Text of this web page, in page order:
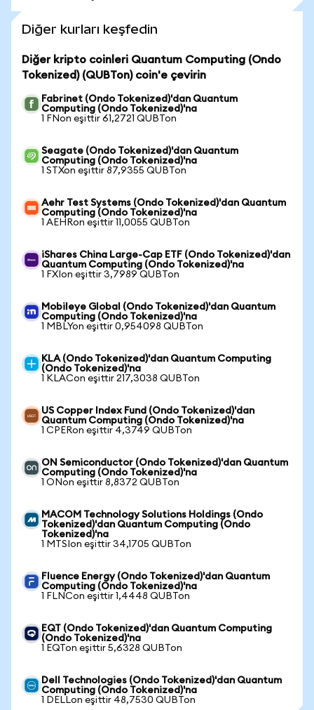
Diğer kurları keşfedin
Diğer kripto coinleri Quantum Computing (Ondo
Tokenized) (QUBTon) coin'e çevirin
Fabrinet (Ondo Tokenized)'dan Quantum
Computing (Ondo Tokenized)'na
1 FNon eşittir 61,2721 QUBTon
Seagate (Ondo Tokenized)'dan Quantum
Computing (Ondo Tokenized)'na
1 STXon eşittir 87,9355 QUBTon
Aehr Test Systems (Ondo Tokenized)'dan Quantum
Computing (Ondo Tokenized)'na
1 AEHRon eşittir 11,0055 QUBTon
iShares China Large-Cap ETF (Ondo Tokenized)'dan
Quantum Computing (Ondo Tokenized)'na
1 FXIon eşittir 3,7989 QUBTon
Mobileye Global (Ondo Tokenized)'dan Quantum
Computing (Ondo Tokenized)'na
1 MBLYon eşittir 0,954098 QUBTon
KLA (Ondo Tokenized)'dan Quantum Computing
(Ondo Tokenized)'na
1 KLACon eşittir 217,3038 QUBTon
US Copper Index Fund (Ondo Tokenized)'dan
Quantum Computing (Ondo Tokenized)'na
1 CPERon eşittir 4,3749 QUBTon
ON Semiconductor (Ondo Tokenized)'dan Quantum
Computing (Ondo Tokenized)'na
1 ONon eşittir 8,8372 QUBTon
MACOM Technology Solutions Holdings (Ondo
Tokenized)'dan Quantum Computing (Ondo
Tokenized)'na
1 MTSIon eşittir 34,1705 QUBTon
Fluence Energy (Ondo Tokenized)'dan Quantum
Computing (Ondo Tokenized)'na
1 FLNCon eşittir 1,4448 QUBTon
EQT (Ondo Tokenized)'dan Quantum Computing
(Ondo Tokenized)'na
1 EQTon eşittir 5,6328 QUBTon
Dell Technologies (Ondo Tokenized)'dan Quantum
Computing (Ondo Tokenized)'na
1 DELLon eşittir 48,7530 QUBTon